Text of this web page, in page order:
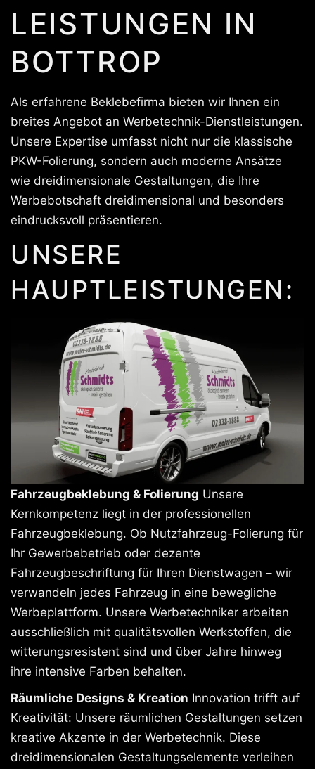
LEISTUNGEN IN
BOTTROP
Als erfahrene Beklebefirma bieten wir Ihnen ein
breites Angebot an Werbetechnik-Dienstleistungen.
Unsere Expertise umfasst nicht nur die klassische
PKW-Folierung, sondern auch moderne Ansätze
wie dreidimensionale Gestaltungen, die Ihre
Werbebotschaft dreidimensional und besonders
eindrucksvoll präsentieren.
UNSERE
HAUPTLEISTUNGEN:
Fahrzeugbeklebung & Folierung Unsere
Kernkompetenz liegt in der professionellen
Fahrzeugbeklebung. Ob Nutzfahrzeug-Folierung für
Ihr Gewerbebetrieb oder dezente
Fahrzeugbeschriftung für Ihren Dienstwagen – wir
verwandeln jedes Fahrzeug in eine bewegliche
Werbeplattform. Unsere Werbetechniker arbeiten
ausschließlich mit qualitätsvollen Werkstoffen, die
witterungsresistent sind und über Jahre hinweg
ihre intensive Farben behalten.
Räumliche Designs & Kreation Innovation trifft auf
Kreativität: Unsere räumlichen Gestaltungen setzen
kreative Akzente in der Werbetechnik. Diese
dreidimensionalen Gestaltungselemente verleihen